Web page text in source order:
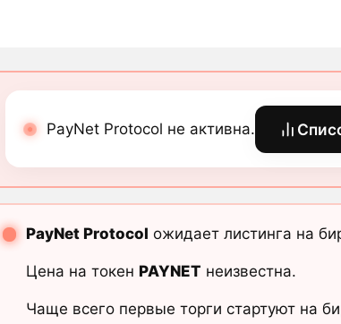
PayNet Protocol не активна.
PayNet Protocol ожидает листинга на
Цена на токен PAYNET неизвестна.
Чаще всего первые торги стартуют на